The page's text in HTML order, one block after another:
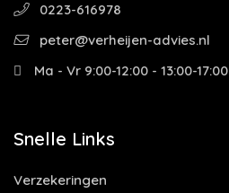
0223-616978
peter@verheijen-advies.nl
Ma - Vr 9:00-12:00 - 13:00-17:00
Snelle Links
Verzekeringen